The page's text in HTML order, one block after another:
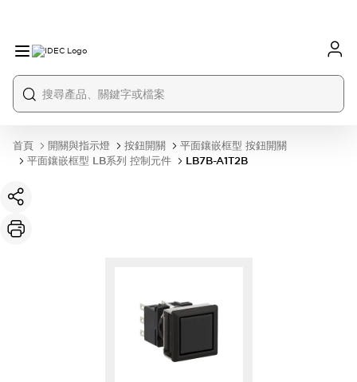
首頁 開關與指示燈 按鈕開關
平面鑲嵌框型 按鈕開關
平面鑲嵌框型 LB系列 控制元件
LB7B-A1T2B